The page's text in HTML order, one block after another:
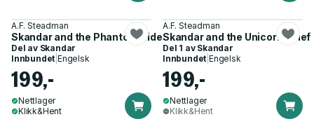
A.F. Steadman
Skandar and the Phantom Rider
Del av Skandar
Innbundet |Engelsk
199,-
Nettlager
Klikk&Hent
A.F. Steadman
Skandar and the Unicorn Thief
Del 1 av Skandar
Innbundet |Engelsk
199,-
Nettlager
Klikk&Hent